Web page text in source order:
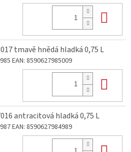
tmavě hnědá hladká 0,75 L
EAN: 8590627985009
antracitová hladká 0,75 L
EAN: 8590627984989